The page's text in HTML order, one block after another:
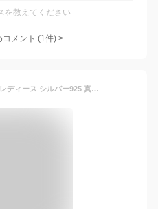
を教えてください
メント (1件) >
K.L.Y 本真珠 パール ピアス レディース シルバー925 真珠 イヤリング 4本爪 5Aジルコニア 誕生日 プレゼント ギフト包装